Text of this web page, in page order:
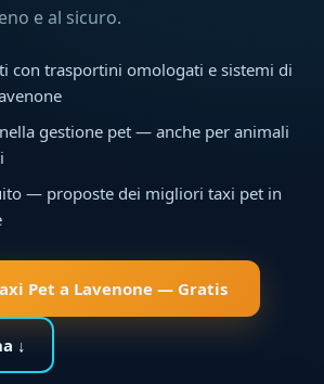
e al sicuro.
con trasportini omologati e sistemi di
gestione pet — anche per animali
— proposte dei migliori taxi pet in
Pet a Lavenone — Gratis
↓